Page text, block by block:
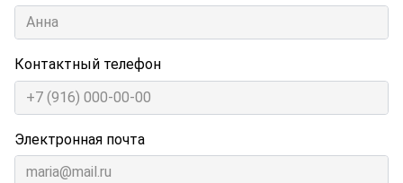
Контактный телефон
Электронная почта